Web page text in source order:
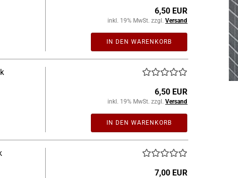
6,50 EUR
inkl. 19% MwSt. zzgl.Versand
IN DEN WARENKORB
6,50 EUR
inkl. 19% MwSt. zzgl.Versand
IN DEN WARENKORB
7,00 EUR